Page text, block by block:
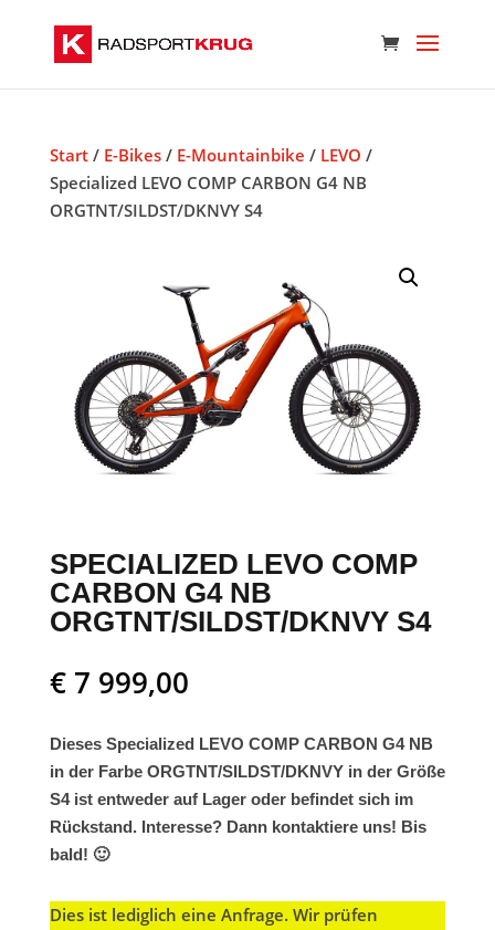
Start/ E-Bikes/ E-Mountainbike / LEVO /
Specialized LEVO COMP CARBON G4 NB
ORGTNT/SILDST/DKNVY S4
SPECIALIZED LEVO COMP
CARBON G4 NB
ORGTNT/SILDST/DKNVY S4
€7 999,00
Dieses Specialized LEVO COMP CARBON G4 NB
in der Farbe ORGTNT/SILDST/DKNVY in der Größe
S4 ist entweder auf Lager oder befindet sich im
Rückstand. Interesse? Dann kontaktiere uns! Bis
bald! 🙂
Dies ist lediglich eine Anfrage. Wir prüfen